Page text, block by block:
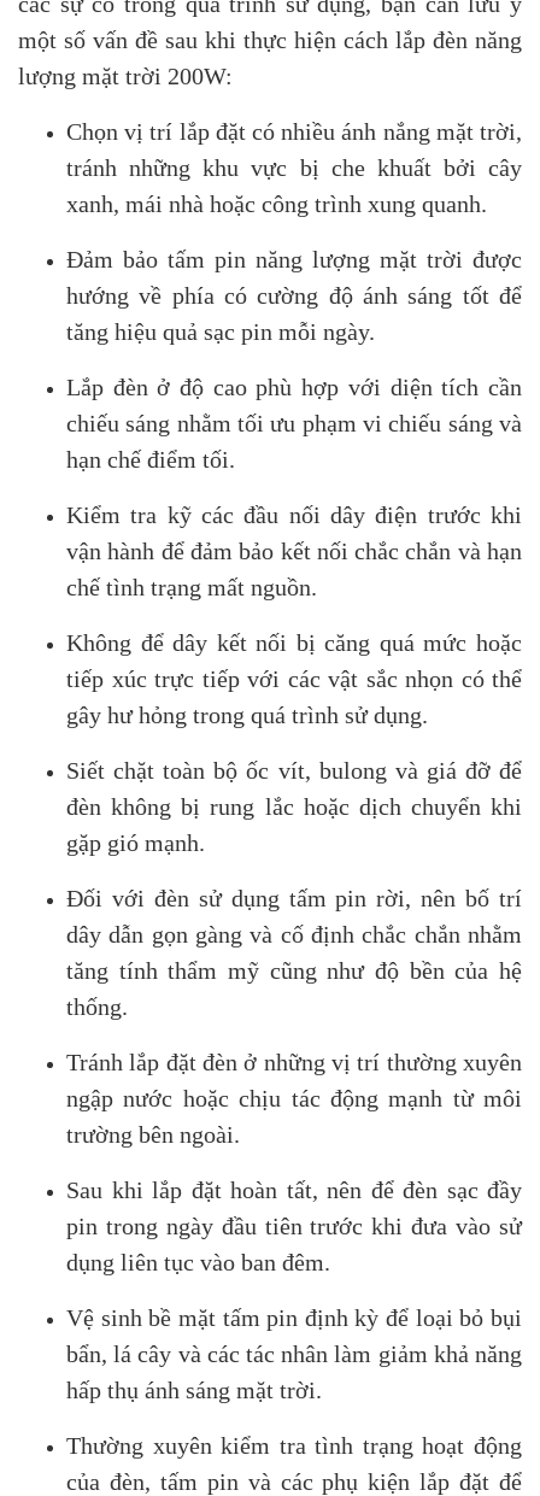
một số vấn đề sau khi thực hiện cách lắp đèn năng
lượng mặt trời 200W:
Chọn vị trí lắp đặt có nhiều ánh nắng mặt trời,
tránh những khu vực bị che khuất bởi cây
xanh, mái nhà hoặc công trình xung quanh.
Đảm bảo tấm pin năng lượng mặt trời được
hướng về phía có cường độ ánh sáng tốt để
tăng hiệu quả sạc pin mỗi ngày.
Lắp đèn ở độ cao phù hợp với diện tích cần
chiếu sáng nhằm tối ưu phạm vi chiếu sáng và
hạn chế điểm tối.
Kiểm tra kỹ các đầu nối dây điện trước khi
vận hành để đảm bảo kết nối chắc chắn và hạn
chế tình trạng mất nguồn.
Không để dây kết nối bị căng quá mức hoặc
tiếp xúc trực tiếp với các vật sắc nhọn có thể
gây hư hỏng trong quá trình sử dụng.
Siết chặt toàn bộ ốc vít, bulong và giá đỡ để
đèn không bị rung lắc hoặc dịch chuyển khi
gặp gió mạnh.
Đối với đèn sử dụng tấm pin rời, nên bố trí
dây dẫn gọn gàng và cố định chắc chắn nhằm
tăng tính thẩm mỹ cũng như độ bền của hệ
thống.
Tránh lắp đặt đèn ở những vị trí thường xuyên
ngập nước hoặc chịu tác động mạnh từ môi
trường bên ngoài.
Sau khi lắp đặt hoàn tất, nên để đèn sạc đầy
pin trong ngày đầu tiên trước khi đưa vào sử
dụng liên tục vào ban đêm.
Vệ sinh bề mặt tấm pin định kỳ để loại bỏ bụi
bẩn, lá cây và các tác nhân làm giảm khả năng
hấp thụ ánh sáng mặt trời.
Thường xuyên kiểm tra tình trạng hoạt động
của đèn, tấm pin và các phụ kiện lắp đặt để